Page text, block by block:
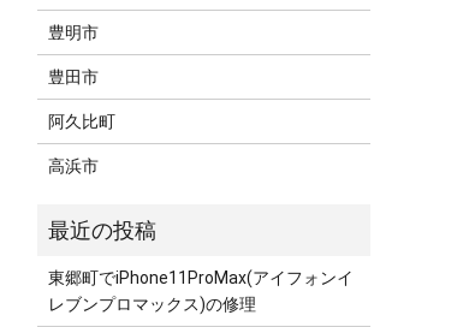
豊明市
豊田市
阿久比町
高浜市
東郷町でiPhone11ProMax(アイフォンイ
レブンプロマックス)の修理